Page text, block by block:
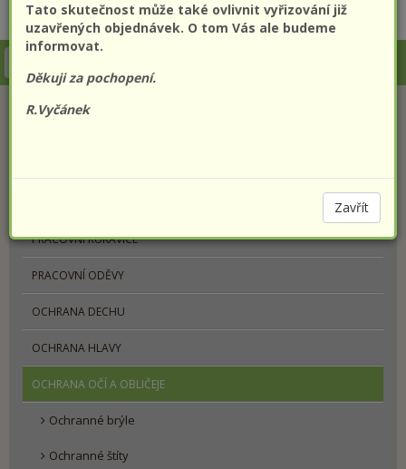
CZK EUR Přihlášení Registrace
PRACOVNÍ RUKAVICE
PRACOVNÍ ODĚVY
OCHRANA DECHU
OCHRANA HLAVY
OCHRANA OČÍ A OBLIČEJE
Ochranné brýle
Ochranné štíty
Tato skutečnost může také ovlivnit vyřizování již
uzavřených objednávek. O tom Vás ale budeme
informovat.
Děkuji za pochopení.
R.Vyčánek
Zavřít